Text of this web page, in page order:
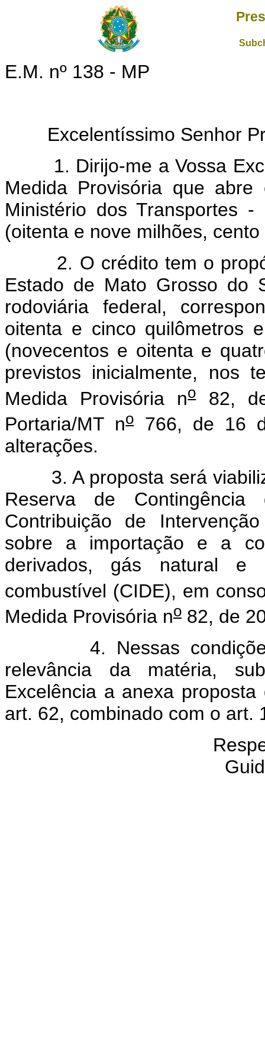
E.M. nº 138 - MP
Excelentíssimo Senhor
1. Dirijo-me a Vossa
Medida Provisória que
Ministério dos Transportes
(oitenta e nove milhões,
2. O crédito tem o
Estado de Mato Grosso do
rodoviária federal,
oitenta e cinco quilômetros
(novecentos e oitenta e
previstos inicialmente, nos
Medida Provisória no82,
Portaria/MT no766, de 16
alterações.
3. A proposta será
Reserva de
Contribuição de
sobre a importação e a
derivados, gás natural e
combustível (CIDE), em
Medida Provisória no 82, de
4. Nessas condições,
relevância da matéria,
Excelência a anexa
art. 62, combinado com o art.